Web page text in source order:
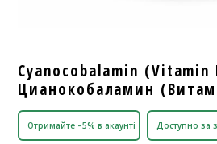
Cyanocobalamin (Vitamin
Цианокобаламин
Отримайте –5% в акаунті Доступно за